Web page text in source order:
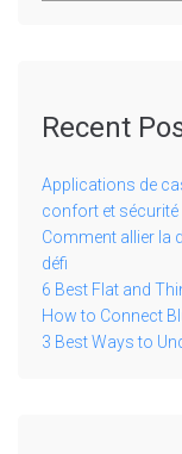
Recent
Applications de
confort et sécurité
Comment allier la
défi
6 Best Flat and
How to Connect
3 Best Ways to